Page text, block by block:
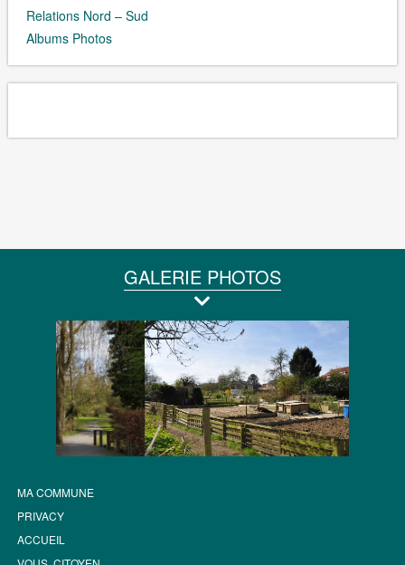
Relations Nord – Sud
Albums Photos
GALERIE PHOTOS
MA COMMUNE
PRIVACY
ACCUEIL